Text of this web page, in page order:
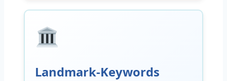
Landmark-Keywords